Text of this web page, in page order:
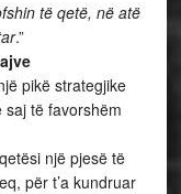
të qetë, në atë
.”
pikë strategjike
të favorshëm
një pjesë të
për t’a kundruar